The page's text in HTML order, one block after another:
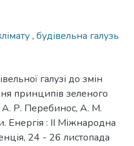
, будівельна галузь
галузі до змін
принципів зеленого
А. Р. Перебинос, А. М.
Енергія : ІІ Міжнародна
24 - 26 листопада